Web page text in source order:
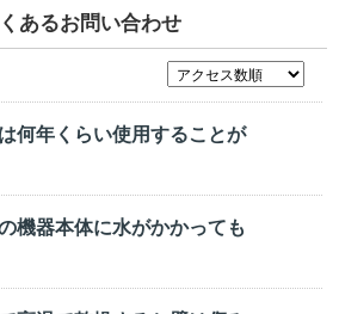
あるお問い合わせ
何年くらい使用することが
機器本体に水がかかっても